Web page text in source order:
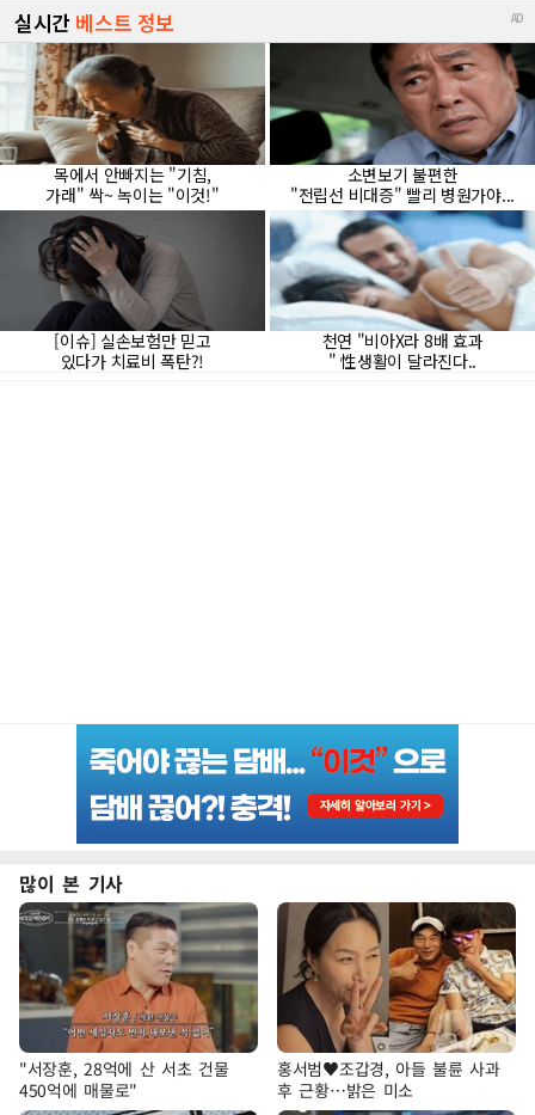
많이 본 기사
"서장훈, 28억에 산 서초 건물
450억에 매물로"
홍서범♥조갑경, 아들 불륜 사과
후 근황…밝은 미소